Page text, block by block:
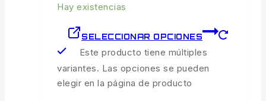
Hay existencias
SELECCIONAR OPCIONES
Este producto tiene múltiples
variantes. Las opciones se pueden
elegir en la página de producto